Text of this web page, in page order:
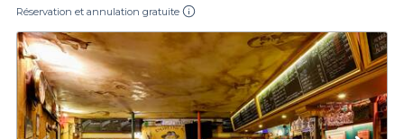
Réservation et annulation gratuite